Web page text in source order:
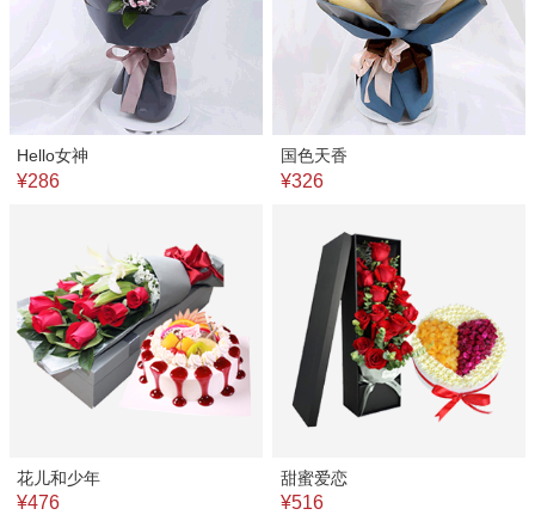
Hello女神
¥286
国色天香
¥326
花儿和少年
¥476
甜蜜爱恋
¥516